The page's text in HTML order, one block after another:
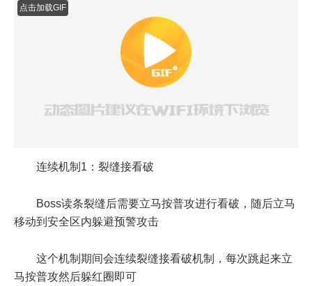
Boss读条裂缝后需要立马按普攻进行看破，随后立马
这个机制期间会连续裂缝接看破机制，每次跳起来立